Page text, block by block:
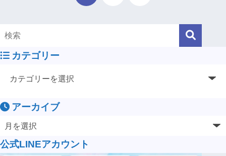
カテゴリー
アーカイブ
公式LINEアカウント